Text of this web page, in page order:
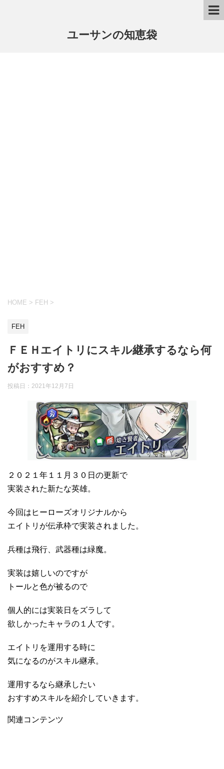
ユーサンの知恵袋
HOME > FEH >
FEH
ＦＥＨエイトリにスキル継承するなら何
がおすすめ？
投稿日： 2021年12月7日
２０２１年１１月３０日の更新で
実装された新たな英雄。
今回はヒーローズオリジナルから
エイトリが伝承枠で実装されました。
兵種は飛行、武器種は緑魔。
実装は嬉しいのですが
トールと色が被るので
個人的には実装日をズラして
欲しかったキャラの１人です。
エイトリを運用する時に
気になるのがスキル継承。
運用するなら継承したい
おすすめスキルを紹介していきます。
関連コンテンツ